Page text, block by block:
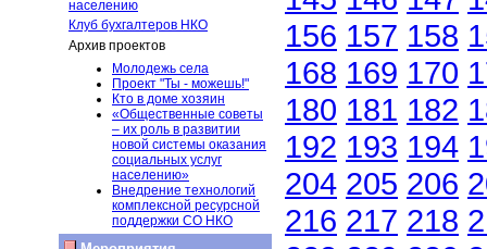
населению
Клуб бухгалтеров НКО
Архив проектов
Молодежь села
Проект "Ты - можешь!"
Кто в доме хозяин
«Общественные советы
– их роль в развитии
новой системы оказания
социальных услуг
населению»
Внедрение технологий
комплексной ресурсной
поддержки СО НКО
156 157 158
168 169 170
180 181 182
192 193 194
204 205 206
216 217 218